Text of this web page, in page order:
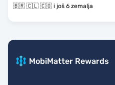
🇧🇷 🇨🇱 🇨🇴 i još 6 zemalja
MobiMatter Rewards